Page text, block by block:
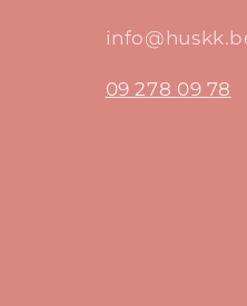
09 278 09 78